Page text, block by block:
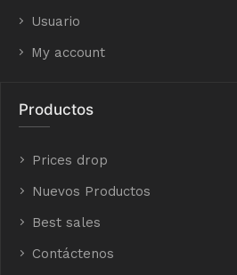
Usuario
My account
Productos
Prices drop
Nuevos Productos
Best sales
Contáctenos